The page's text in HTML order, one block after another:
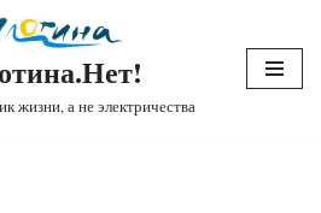
жизни, а не электричества